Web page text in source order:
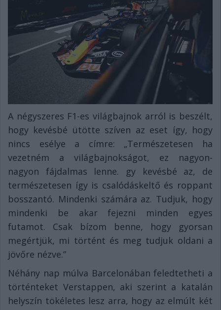
A négyszeres F1-es világbajnok arról is beszélt,
hogy kevésbé ütötte szíven az eset így, hogy
nincs esélye a címre: „Természetesen ha
vezetném a világbajnokságot, ez nagyon-
nagyon fájdalmas lenne. gy kevésbé az, de
természetesen így is csalódáskeltő és roppant
bosszantó. Mindenki számára az. Tudjuk, hogy
mindenki be akar fejezni minden egyes
futamot. Csak bízom benne, hogy gyorsan
megértjük, mi történt és meg tudjuk oldani a
jövőre nézve.”
Néhány nap múlva Barcelonában feledtetheti a
történteket Verstappen, aki szerint a katalán
helyszín tökéletes lesz arra, hogy az elmúlt két